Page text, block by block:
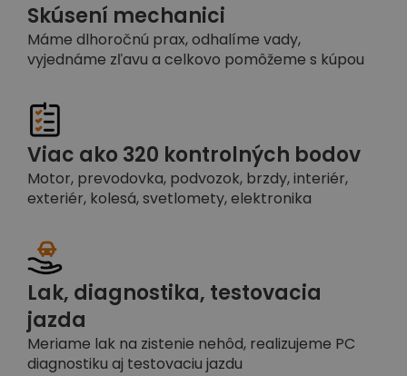
Skúsení mechanici
Máme dlhoročnú prax, odhalíme vady,
vyjednáme zľavu a celkovo pomôžeme s kúpou
Viac ako 320 kontrolných bodov
Motor, prevodovka, podvozok, brzdy, interiér,
exteriér, kolesá, svetlomety, elektronika
Lak, diagnostika, testovacia
jazda
Meriame lak na zistenie nehôd, realizujeme PC
diagnostiku aj testovaciu jazdu